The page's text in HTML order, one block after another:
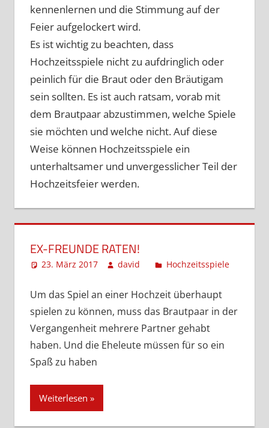
kennenlernen und die Stimmung auf der
Feier aufgelockert wird.
Es ist wichtig zu beachten, dass
Hochzeitsspiele nicht zu aufdringlich oder
peinlich für die Braut oder den Bräutigam
sein sollten. Es ist auch ratsam, vorab mit
dem Brautpaar abzustimmen, welche Spiele
sie möchten und welche nicht. Auf diese
Weise können Hochzeitsspiele ein
unterhaltsamer und unvergesslicher Teil der
Hochzeitsfeier werden.
EX-FREUNDE RATEN!
23. März 2017 david
Hochzeitsspiele
Um das Spiel an einer Hochzeit überhaupt
spielen zu können, muss das Brautpaar in der
Vergangenheit mehrere Partner gehabt
haben. Und die Eheleute müssen für so ein
Spaß zu haben
Weiterlesen